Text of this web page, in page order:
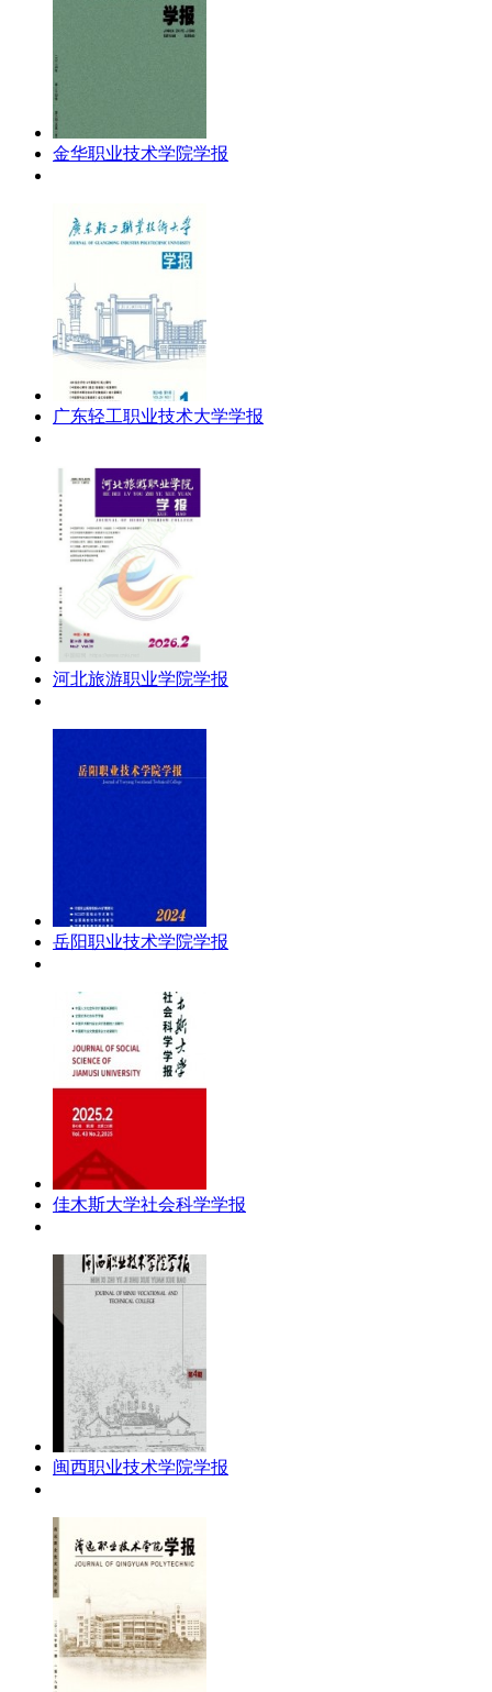
金华职业技术学院学报
广东轻工职业技术大学学报
河北旅游职业学院学报
岳阳职业技术学院学报
佳木斯大学社会科学学报
闽西职业技术学院学报